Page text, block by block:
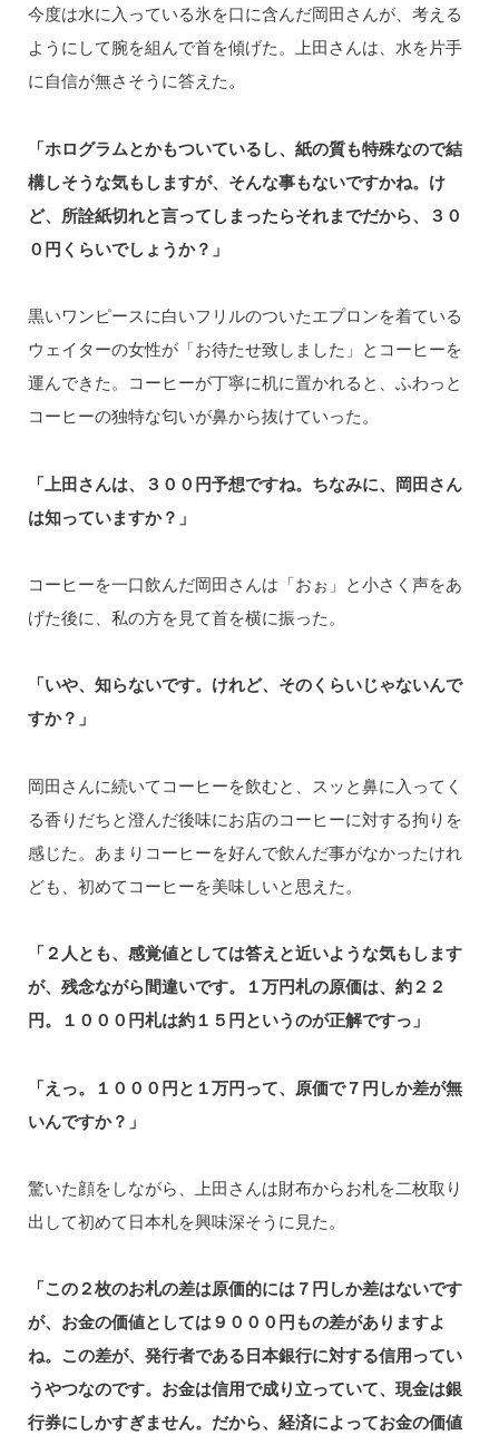
今度は水に入っている氷を口に含んだ岡田さんが、考える
ようにして腕を組んで首を傾げた。上田さんは、水を片手
に自信が無さそうに答えた。
「ホログラムとかもついているし、紙の質も特殊なので結
構しそうな気もしますが、そんな事もないですかね。け
ど、所詮紙切れと言ってしまったらそれまでだから、３０
０円くらいでしょうか？」
黒いワンピースに白いフリルのついたエプロンを着ている
ウェイターの女性が「お待たせ致しました」とコーヒーを
運んできた。コーヒーが丁寧に机に置かれると、ふわっと
コーヒーの独特な匂いが鼻から抜けていった。
「上田さんは、３００円予想ですね。ちなみに、岡田さん
は知っていますか？」
コーヒーを一口飲んだ岡田さんは「おぉ」と小さく声をあ
げた後に、私の方を見て首を横に振った。
「いや、知らないです。けれど、そのくらいじゃないんで
すか？」
岡田さんに続いてコーヒーを飲むと、スッと鼻に入ってく
る香りだちと澄んだ後味にお店のコーヒーに対する拘りを
感じた。あまりコーヒーを好んで飲んだ事がなかったけれ
ども、初めてコーヒーを美味しいと思えた。
「２人とも、感覚値としては答えと近いような気もします
が、残念ながら間違いです。１万円札の原価は、約２２
円。１０００円札は約１５円というのが正解ですっ」
「えっ。１０００円と１万円って、原価で７円しか差が無
いんですか？」
驚いた顔をしながら、上田さんは財布からお札を二枚取り
出して初めて日本札を興味深そうに見た。
「この２枚のお札の差は原価的には７円しか差はないです
が、お金の価値としては９０００円もの差がありますよ
ね。この差が、発行者である日本銀行に対する信用ってい
うやつなのです。お金は信用で成り立っていて、現金は銀
行券にしかすぎません。だから、経済によってお金の価値